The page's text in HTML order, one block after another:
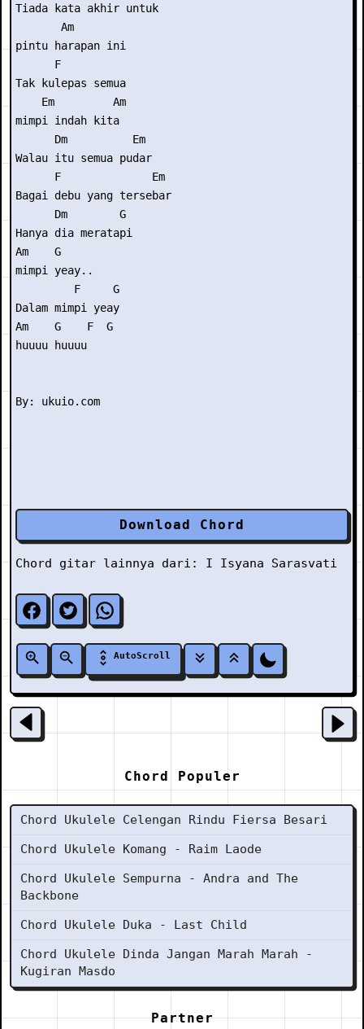
Tiada kata akhir untuk
       Am
pintu harapan ini
      F
Tak kulepas semua
    Em         Am
mimpi indah kita
      Dm          Em
Walau itu semua pudar
      F              Em
Bagai debu yang tersebar
      Dm        G
Hanya dia meratapi
Am    G
mimpi yeay..
         F     G
Dalam mimpi yeay
Am    G    F  G
huuuu huuuu
Download Chord
Chord gitar lainnya dari: I Isyana Sarasvati
AutoScroll
Chord Populer
Chord Ukulele Celengan Rindu Fiersa Besari
Chord Ukulele Komang - Raim Laode
Chord Ukulele Sempurna - Andra and The
Backbone
Chord Ukulele Duka - Last Child
Chord Ukulele Dinda Jangan Marah Marah -
Kugiran Masdo
Partner